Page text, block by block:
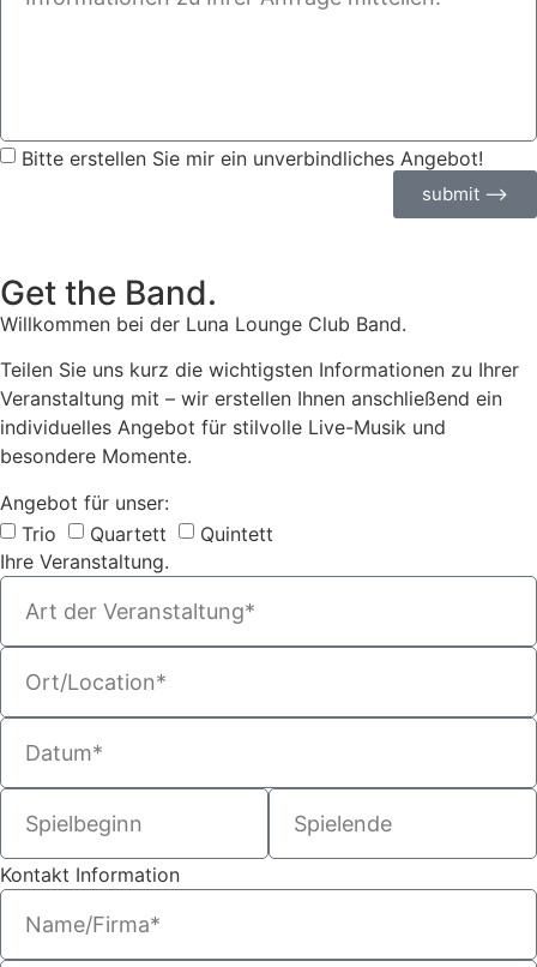
Bitte erstellen Sie mir ein unverbindliches Angebot!
submit ⟶
Get the Band.
Willkommen bei der Luna Lounge Club Band.
Teilen Sie uns kurz die wichtigsten Informationen zu Ihrer
Veranstaltung mit – wir erstellen Ihnen anschließend ein
individuelles Angebot für stilvolle Live-Musik und
besondere Momente.
Angebot für unser:
Trio
Quartett
Quintett
Ihre Veranstaltung.
Kontakt Information